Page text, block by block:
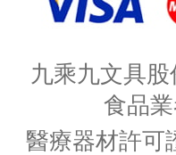
九乘九文具
食品
醫療器材許可